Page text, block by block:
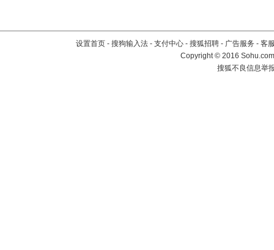
设置首页 - 搜狗输入法 - 支付中心 - 搜狐招聘 - 广告服务 - 客
Copyright©2016
搜狐不良信息举